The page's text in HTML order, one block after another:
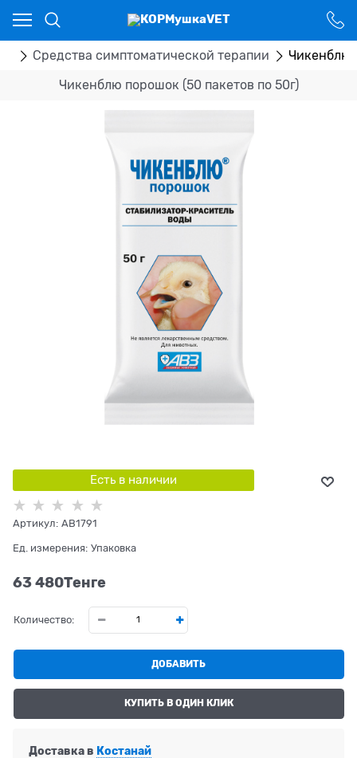
Средства симптоматической терапии Чикенблю
Чикенблю порошок (50 пакетов по 50г)
Есть в наличии
Артикул: AB1791
Ед. измерения: Упаковка
63 480Tенге
Количество:
ДОБАВИТЬ
КУПИТЬ В ОДИН КЛИК
Доставка в Костанай
Ваш город - Костанай,
угадали?